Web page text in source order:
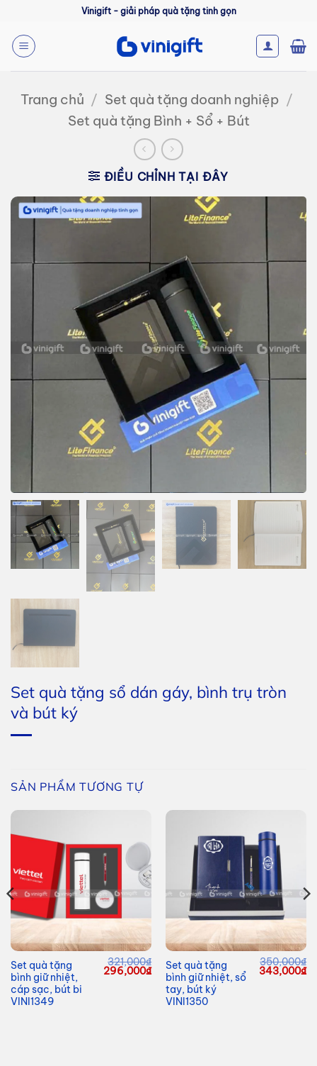
nội
dung
Vinigift - giải pháp quà tặng tinh gọn
Trang chủ / Set quà tặng doanh nghiệp /
Set quà tặng Bình + Sổ + Bút
ĐIỀU CHỈNH TẠI ĐÂY
Set quà tặng sổ dán gáy, bình trụ tròn
và bút ký
SẢN PHẨM TƯƠNG TỰ
Set quà tặng
bình giữ nhiệt,
cáp sạc, bút bi
VINI1349
321,000₫
Giá
296,000₫Giá
hiện
296,000₫.
Set quà tặng
bình giữ nhiệt, sổ
tay, bút ký
VINI1350
350,000₫
Giá
343,000₫